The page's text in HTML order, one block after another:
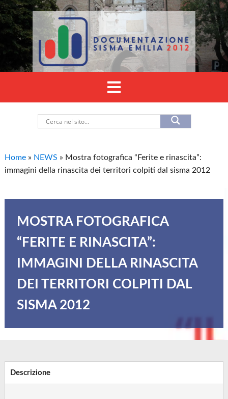
Home » NEWS » Mostra fotografica “Ferite e rinascita”:
immagini della rinascita dei territori colpiti dal sisma 2012
MOSTRA FOTOGRAFICA
“FERITE E RINASCITA”:
IMMAGINI DELLA RINASCITA
DEI TERRITORI COLPITI DAL
SISMA 2012
Descrizione